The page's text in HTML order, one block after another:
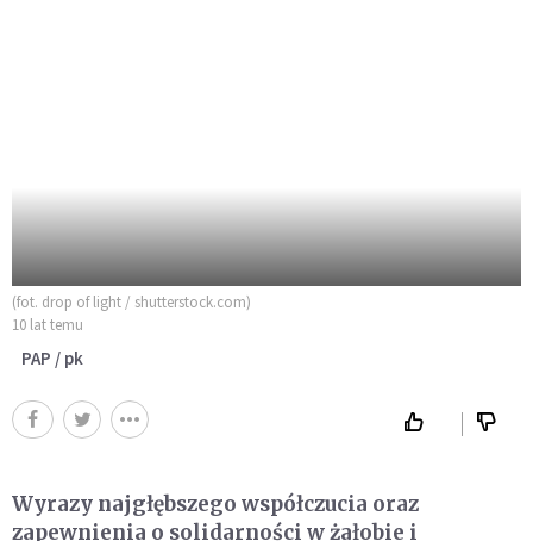
(fot. drop of light / shutterstock.com)
10 lat temu
PAP / pk
Wyrazy najgłębszego współczucia oraz
zapewnienia o solidarności w żałobie i